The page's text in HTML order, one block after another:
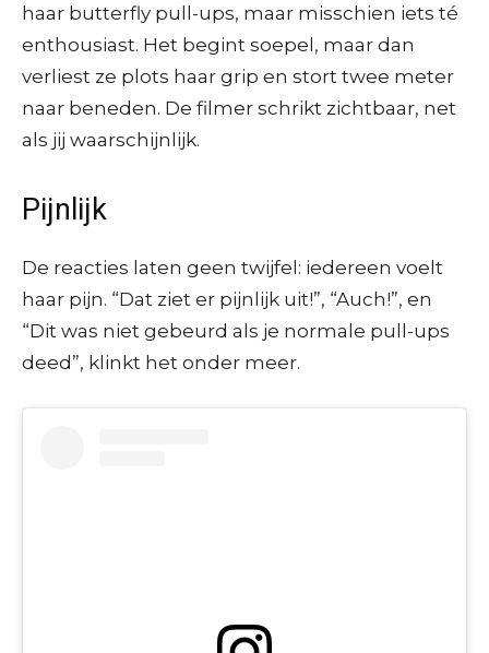
haar butterfly pull-ups, maar misschien iets té
enthousiast. Het begint soepel, maar dan
verliest ze plots haar grip en stort twee meter
naar beneden. De filmer schrikt zichtbaar, net
als jij waarschijnlijk.
Pijnlijk
De reacties laten geen twijfel: iedereen voelt
haar pijn. “Dat ziet er pijnlijk uit!”, “Auch!”, en
“Dit was niet gebeurd als je normale pull-ups
deed”, klinkt het onder meer.